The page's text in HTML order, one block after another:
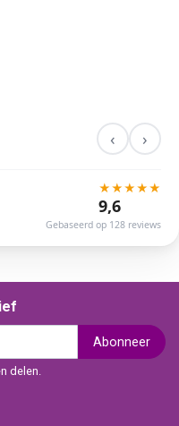
‹ ›
★★★★★
9,6
Gebaseerd op 128 reviews
Abonneer
delen.